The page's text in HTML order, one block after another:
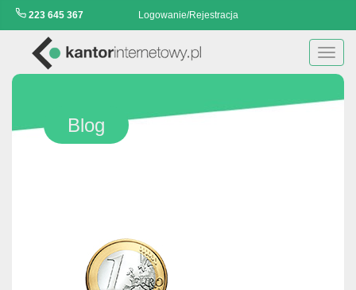
223 645 367 Logowanie/Rejestracja
Blog